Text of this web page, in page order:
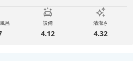
呂 設備
4.12
清潔さ
4.32